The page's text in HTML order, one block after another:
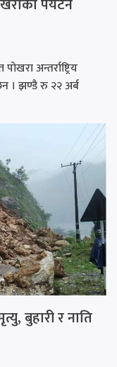
पर्यटन
अन्तर्राष्ट्रिय
। झण्डै रु २२ अर्ब
बुहारी र नाति